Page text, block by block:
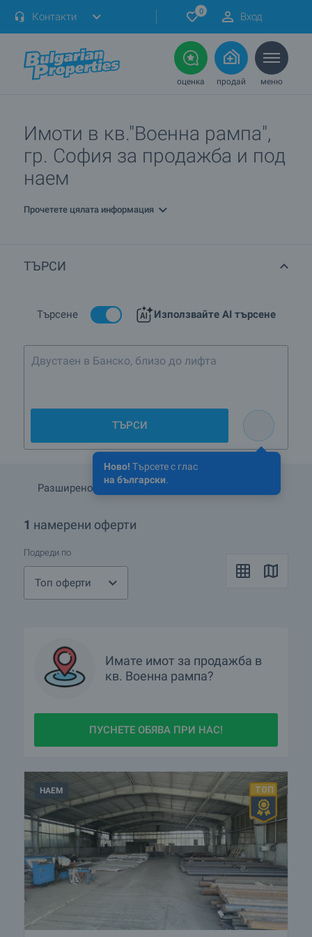
Контакти 0 Вход
оценка продай меню
Имоти в кв."Военна рампа",
гр. София за продажба и под
наем
Прочетете цялата информация
ТЪРСИ
Търсене Използвайте AI търсене
Ново! Търсете с глас
на български.
Двустаен в Банско, близо до лифта
ТЪРСИ
Разширено търсене
1 намерени оферти
Подреди по
Топ оферти
Имате имот за продажба в
кв. Военна рампа?
ПУСНЕТЕ ОБЯВА ПРИ НАС!
НАЕМ